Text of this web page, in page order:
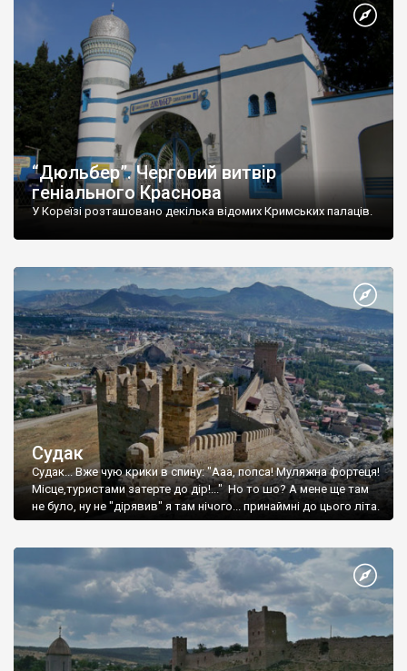
“Дюльбер”. Черговий витвір
геніального Краснова
У Кореїзі розташовано декілька відомих Кримських палаців.
Судак
Судак... Вже чую крики в спину: "Ааа, попса! Муляжна фортеця!
Місце,туристами затерте до дір!..." Но то шо? А мене ще там
не було, ну не "дірявив" я там нічого... принаймні до цього літа.